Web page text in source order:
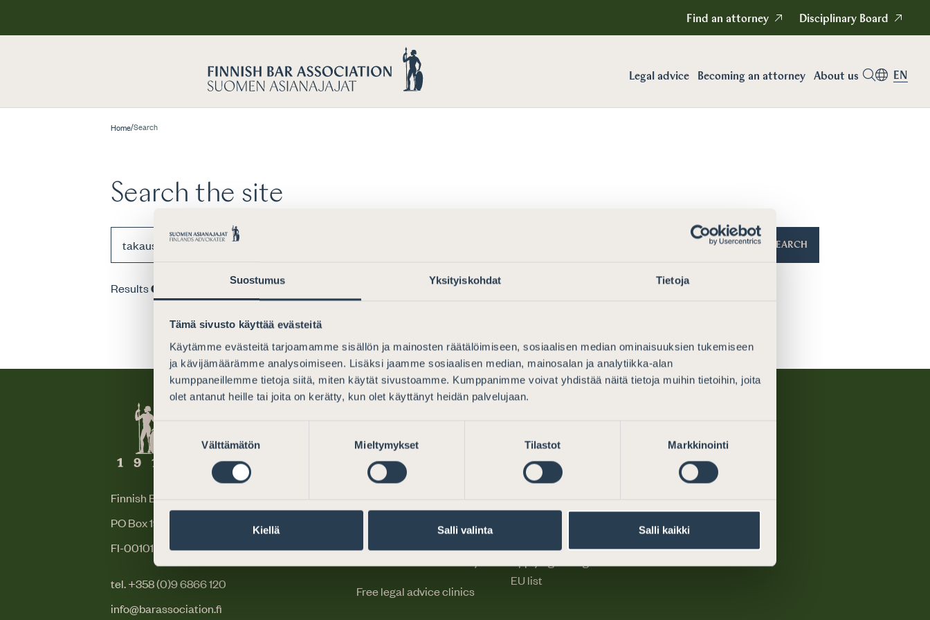
Suostumus Yksityiskohdat Tietoja
Tämä sivusto käyttää evästeitä
Käytämme evästeitä tarjoamamme sisällön ja mainosten räätälöimiseen, sosiaalisen median ominaisuuksien tukemiseen
ja kävijämäärämme analysoimiseen. Lisäksi jaamme sosiaalisen median, mainosalan ja analytiikka-alan
kumppaneillemme tietoja siitä, miten käytät sivustoamme. Kumppanimme voivat yhdistää näitä tietoja muihin tietoihin, joita
olet antanut heille tai joita on kerätty, kun olet käyttänyt heidän palvelujaan.
Suostumuksen
Välttämätön Mieltymykset Tilastot Markkinointi
Kiellä Salli valinta Salli kaikki
Find an attorney Disciplinary Board
Legal advice Becoming an attorney About us EN
Home/Search
Search the site
SEARCH
Results0 pcs for search term“takaus”
Finnish Bar Association
PO Box 194 (Mikonkatu 25)
FI-00101 Helsinki, Finland
tel. +358 (0)9 6866 120
info@barassociation.fi
Why choose an attorney
Free legal advice clinics
Becoming an attorney
Competence requirements
EU list
What we do